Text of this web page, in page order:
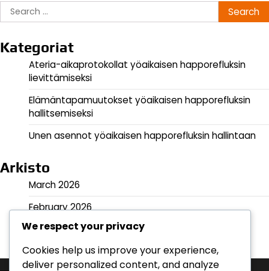
Search
for:
Kategoriat
Ateria-aikaprotokollat yöaikaisen happorefluksin
lievittämiseksi
Elämäntapamuutokset yöaikaisen happorefluksin
hallitsemiseksi
Unen asennot yöaikaisen happorefluksin hallintaan
Arkisto
March 2026
February 2026
We respect your privacy
Cookies help us improve your experience,
deliver personalized content, and analyze